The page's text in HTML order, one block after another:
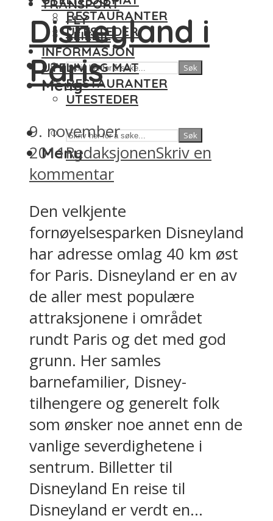
RESTAURANTER
UTESTEDER
Søk
Meny
TRANSPORT
FLY
LEIEBIL
INFORMASJON
UTELIV OG MAT
RESTAURANTER
UTESTEDER
Søk
Meny
Disneyland i
Paris
9. november
2011RedaksjonenSkriv en
kommentar
Den velkjente
fornøyelsesparken Disneyland
har adresse omlag 40 km øst
for Paris. Disneyland er en av
de aller mest populære
attraksjonene i området
rundt Paris og det med god
grunn. Her samles
barnefamilier, Disney-
tilhengere og generelt folk
som ønsker noe annet enn de
vanlige severdighetene i
sentrum. Billetter til
Disneyland En reise til
Disneyland er verdt en...